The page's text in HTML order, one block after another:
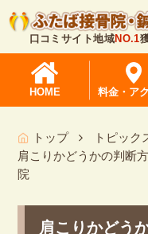
口コミサイト地域NO.1
HOME 料金・ア
トップ
トピック
肩こりかどうかの判断
院
肩こりかどう